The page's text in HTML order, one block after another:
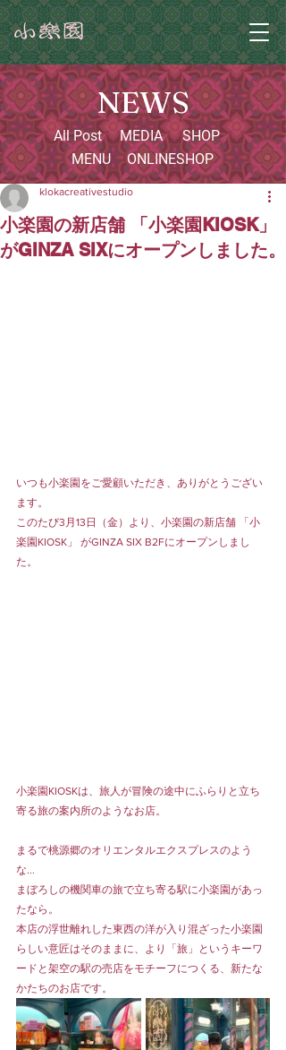
NEWS
All Post
MENU
MEDIA
SHOP
ONLINESHOP
小楽園の新店舗 「小楽園KIOSK」
がGINZA SIXにオープンしました。
klokacreativestudio
いつも小楽園をご愛顧いただき、ありがとうござい
ます。
このたび3月13日（金）より、小楽園の新店舗 「小
楽園KIOSK」 がGINZA SIX B2Fにオープンしまし
た。
小楽園KIOSKは、旅人が冒険の途中にふらりと立ち
寄る旅の案内所のようなお店。
まるで桃源郷のオリエンタルエクスプレスのよう
な...
まぼろしの機関車の旅で立ち寄る駅に小楽園があっ
たなら。
本店の浮世離れした東西の洋が入り混ざった小楽園
らしい意匠はそのままに、より「旅」というキーワ
ードと架空の駅の売店をモチーフにつくる、新たな
かたちのお店です。